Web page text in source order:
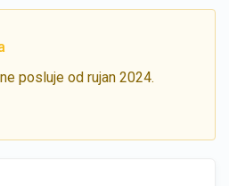
posluje od rujan 2024.